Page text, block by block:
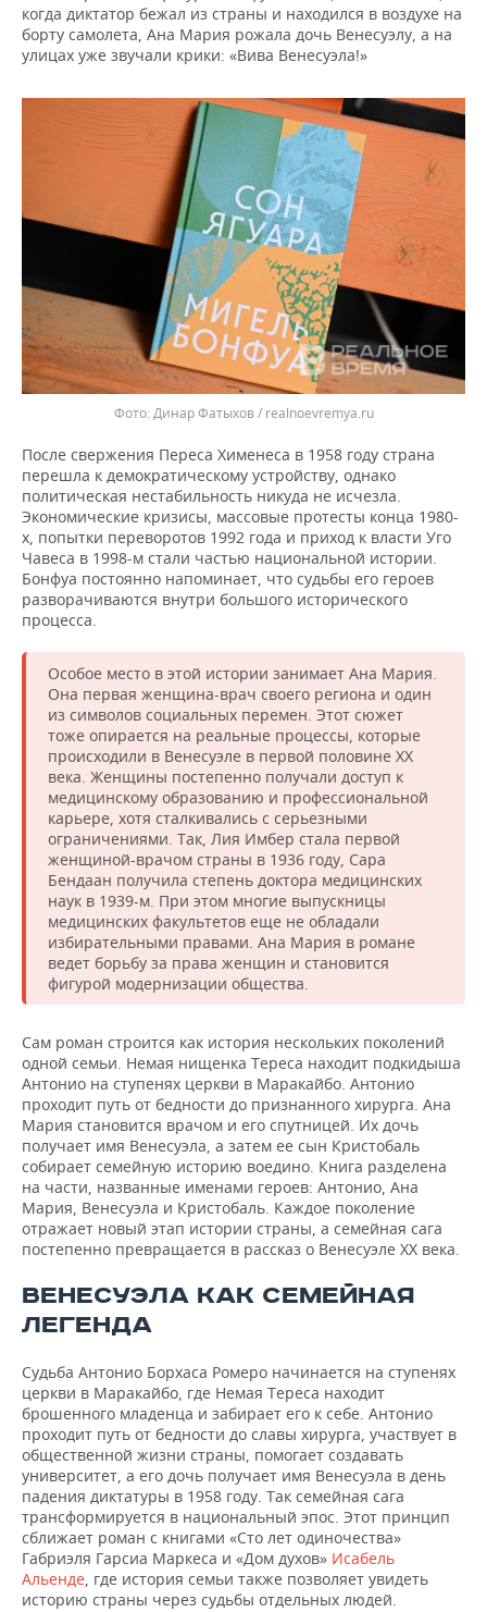
когда диктатор бежал из страны и находился в воздухе на
борту самолета, Ана Мария рожала дочь Венесуэлу, а на
улицах уже звучали крики: «Вива Венесуэла!»
Динар Фатыхов / realnoevremya.ru
После свержения Переса Хименеса в 1958 году страна
перешла к демократическому устройству, однако
политическая нестабильность никуда не исчезла.
Экономические кризисы, массовые протесты конца 1980-
х, попытки переворотов 1992 года и приход к власти Уго
Чавеса в 1998-м стали частью национальной истории.
Бонфуа постоянно напоминает, что судьбы его героев
разворачиваются внутри большого исторического
процесса.
Особое место в этой истории занимает Ана Мария.
Она первая женщина-врач своего региона и один
из символов социальных перемен. Этот сюжет
тоже опирается на реальные процессы, которые
происходили в Венесуэле в первой половине XX
века. Женщины постепенно получали доступ к
медицинскому образованию и профессиональной
карьере, хотя сталкивались с серьезными
ограничениями. Так, Лия Имбер стала первой
женщиной-врачом страны в 1936 году, Сара
Бендаан получила степень доктора медицинских
наук в 1939-м. При этом многие выпускницы
медицинских факультетов еще не обладали
избирательными правами. Ана Мария в романе
ведет борьбу за права женщин и становится
фигурой модернизации общества.
Сам роман строится как история нескольких поколений
одной семьи. Немая нищенка Тереса находит подкидыша
Антонио на ступенях церкви в Маракайбо. Антонио
проходит путь от бедности до признанного хирурга. Ана
Мария становится врачом и его спутницей. Их дочь
получает имя Венесуэла, а затем ее сын Кристобаль
собирает семейную историю воедино. Книга разделена
на части, названные именами героев: Антонио, Ана
Мария, Венесуэла и Кристобаль. Каждое поколение
отражает новый этап истории страны, а семейная сага
постепенно превращается в рассказ о Венесуэле XX века.
ВЕНЕСУЭЛА КАК СЕМЕЙНАЯ
ЛЕГЕНДА
Судьба Антонио Борхаса Ромеро начинается на ступенях
церкви в Маракайбо, где Немая Тереса находит
брошенного младенца и забирает его к себе. Антонио
проходит путь от бедности до славы хирурга, участвует в
общественной жизни страны, помогает создавать
университет, а его дочь получает имя Венесуэла в день
падения диктатуры в 1958 году. Так семейная сага
трансформируется в национальный эпос. Этот принцип
сближает роман с книгами «Сто лет одиночества»
Габриэля Гарсиа Маркеса и «Дом духов» Исабель
Альенде, где история семьи также позволяет увидеть
историю страны через судьбы отдельных людей.